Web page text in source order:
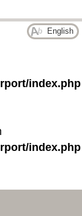
English
index.php
index.php